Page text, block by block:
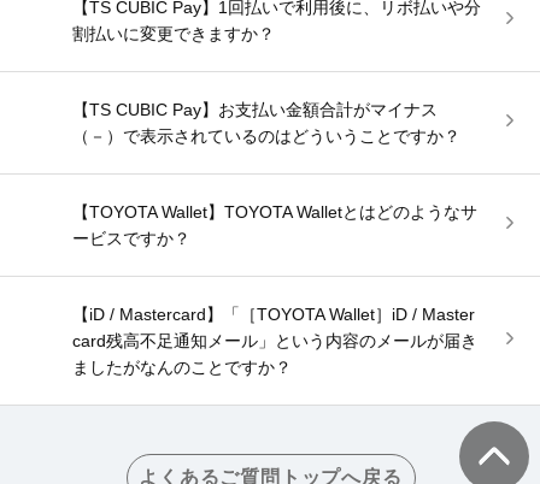
【TS CUBIC Pay】1回払いで利用後に、リボ払いや分
割払いに変更できますか？
【TS CUBIC Pay】お支払い金額合計がマイナス
（－）で表示されているのはどういうことですか？
【TOYOTA Wallet】TOYOTA Walletとはどのようなサ
ービスですか？
【iD / Mastercard】「［TOYOTA Wallet］iD / Master
card残高不足通知メール」という内容のメールが届き
ましたがなんのことですか？
よくあるご質問トップへ戻る